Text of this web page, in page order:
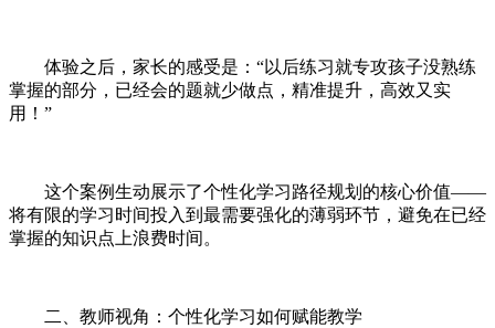
体验之后，家长的感受是：“以后练习就专攻孩子没熟练
掌握的部分，已经会的题就少做点，精准提升，高效又实
用！”
这个案例生动展示了个性化学习路径规划的核心价值——
将有限的学习时间投入到最需要强化的薄弱环节，避免在已经
掌握的知识点上浪费时间。
二、教师视角：个性化学习如何赋能教学